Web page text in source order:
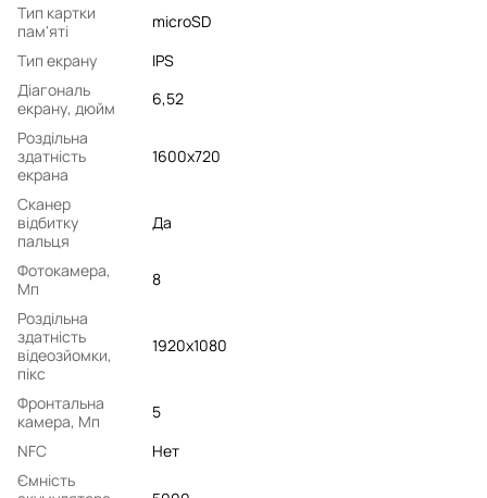
Тип картки
пам'яті
microSD
Тип екрану
IPS
Діагональ
екрану, дюйм
6,52
Роздільна
здатність
екрана
1600x720
Сканер
відбитку
пальця
Да
Фотокамера,
Мп
8
Роздільна
здатність
відеозйомки,
пікс
1920x1080
Фронтальна
камера, Мп
5
NFC
Нет
Ємність